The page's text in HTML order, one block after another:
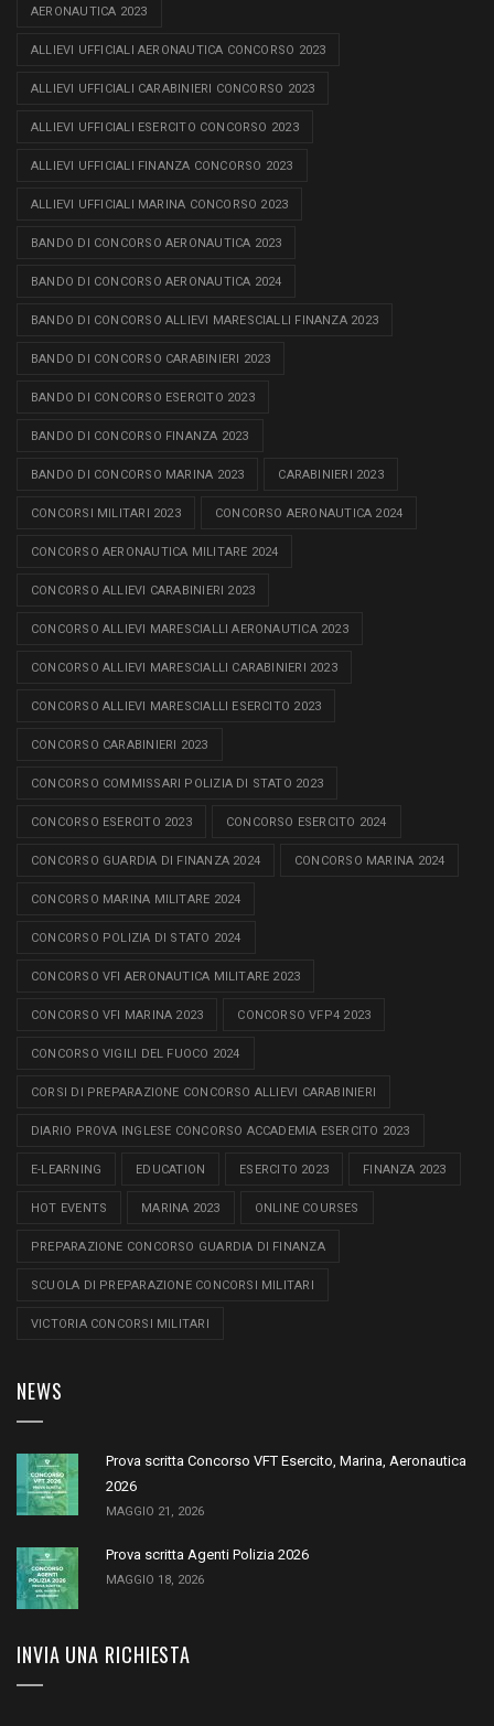
AERONAUTICA 2023
ALLIEVI UFFICIALI AERONAUTICA CONCORSO 2023
ALLIEVI UFFICIALI CARABINIERI CONCORSO 2023
ALLIEVI UFFICIALI ESERCITO CONCORSO 2023
ALLIEVI UFFICIALI FINANZA CONCORSO 2023
ALLIEVI UFFICIALI MARINA CONCORSO 2023
BANDO DI CONCORSO AERONAUTICA 2023
BANDO DI CONCORSO AERONAUTICA 2024
BANDO DI CONCORSO ALLIEVI MARESCIALLI FINANZA 2023
BANDO DI CONCORSO CARABINIERI 2023
BANDO DI CONCORSO ESERCITO 2023
BANDO DI CONCORSO FINANZA 2023
BANDO DI CONCORSO MARINA 2023 CARABINIERI 2023
CONCORSI MILITARI 2023 CONCORSO AERONAUTICA 2024
CONCORSO AERONAUTICA MILITARE 2024
CONCORSO ALLIEVI CARABINIERI 2023
CONCORSO ALLIEVI MARESCIALLI AERONAUTICA 2023
CONCORSO ALLIEVI MARESCIALLI CARABINIERI 2023
CONCORSO ALLIEVI MARESCIALLI ESERCITO 2023
CONCORSO CARABINIERI 2023
CONCORSO COMMISSARI POLIZIA DI STATO 2023
CONCORSO ESERCITO 2023 CONCORSO ESERCITO 2024
CONCORSO GUARDIA DI FINANZA 2024 CONCORSO MARINA 2024
CONCORSO MARINA MILITARE 2024
CONCORSO POLIZIA DI STATO 2024
CONCORSO VFI AERONAUTICA MILITARE 2023
CONCORSO VFI MARINA 2023 CONCORSO VFP4 2023
CONCORSO VIGILI DEL FUOCO 2024
CORSI DI PREPARAZIONE CONCORSO ALLIEVI CARABINIERI
DIARIO PROVA INGLESE CONCORSO ACCADEMIA ESERCITO 2023
E-LEARNING EDUCATION ESERCITO 2023 FINANZA 2023
HOT EVENTS MARINA 2023 ONLINE COURSES
PREPARAZIONE CONCORSO GUARDIA DI FINANZA
SCUOLA DI PREPARAZIONE CONCORSI MILITARI
VICTORIA CONCORSI MILITARI
NEWS
Prova scritta Concorso VFT Esercito, Marina, Aeronautica
2026
MAGGIO 21, 2026
Prova scritta Agenti Polizia 2026
MAGGIO 18, 2026
INVIA UNA RICHIESTA